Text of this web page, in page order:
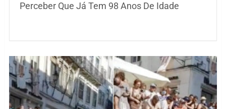
Perceber Que Já Tem 98 Anos De Idade